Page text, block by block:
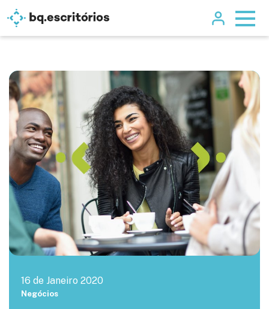
16 de Janeiro 2020
Negócios